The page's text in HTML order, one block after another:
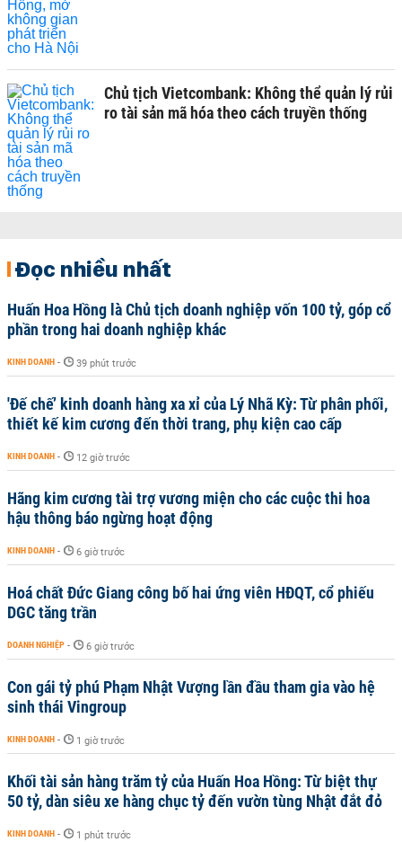
Chủ tịch Vietcombank: Không thể quản lý rủi
ro tài sản mã hóa theo cách truyền thống
Đọc nhiều nhất
Huấn Hoa Hồng là Chủ tịch doanh nghiệp vốn 100 tỷ, góp cổ
phần trong hai doanh nghiệp khác
KINH DOANH - 39 phút trước
'Đế chế’ kinh doanh hàng xa xỉ của Lý Nhã Kỳ: Từ phân phối,
thiết kế kim cương đến thời trang, phụ kiện cao cấp
KINH DOANH - 12 giờ trước
Hãng kim cương tài trợ vương miện cho các cuộc thi hoa
hậu thông báo ngừng hoạt động
KINH DOANH - 6 giờ trước
Hoá chất Đức Giang công bố hai ứng viên HĐQT, cổ phiếu
DGC tăng trần
DOANH NGHIỆP - 6 giờ trước
Con gái tỷ phú Phạm Nhật Vượng lần đầu tham gia vào hệ
sinh thái Vingroup
KINH DOANH - 1 giờ trước
Khối tài sản hàng trăm tỷ của Huấn Hoa Hồng: Từ biệt thự
50 tỷ, dàn siêu xe hàng chục tỷ đến vườn tùng Nhật đắt đỏ
KINH DOANH - 1 phút trước